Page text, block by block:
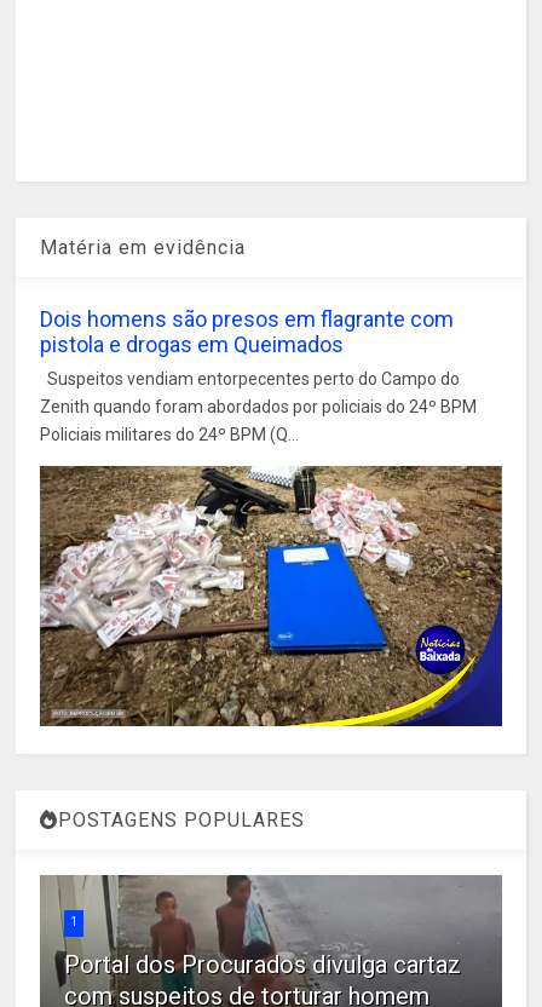
Matéria em evidência
Dois homens são presos em flagrante com
pistola e drogas em Queimados
Suspeitos vendiam entorpecentes perto do Campo do
Zenith quando foram abordados por policiais do 24º BPM
Policiais militares do 24º BPM (Q...
POSTAGENS POPULARES
1
Portal dos Procurados divulga cartaz
com suspeitos de torturar homem